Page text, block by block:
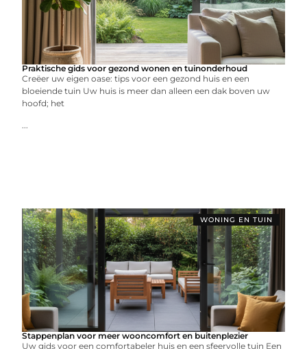
Praktische gids voor gezond wonen en tuinonderhoud
Creëer uw eigen oase: tips voor een gezond huis en een
bloeiende tuin Uw huis is meer dan alleen een dak boven uw
hoofd; het
...
WONING EN TUIN
Stappenplan voor meer wooncomfort en buitenplezier
Uw gids voor een comfortabeler huis en een sfeervolle tuin Een